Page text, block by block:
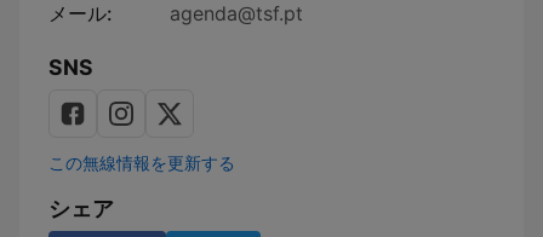
メール:
agenda@tsf.pt
SNS
この無線情報を更新する
シェア